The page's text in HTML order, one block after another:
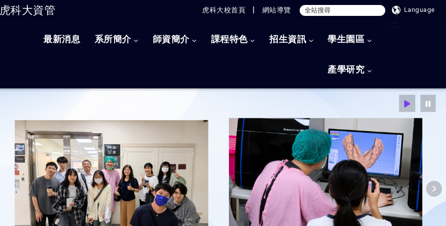
科大資管 虎科大校首頁 | 網站導覽 Language
跳到主要內容
:::
最新消息 系所簡介 師資簡介 課程特色 招生資訊 學生園區
產學研究